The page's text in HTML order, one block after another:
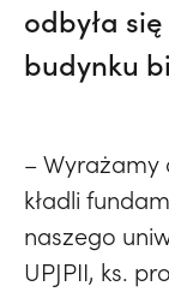
odbyła
budynku
– Wyrażamy
kładli
naszego
UPJPII, ks.